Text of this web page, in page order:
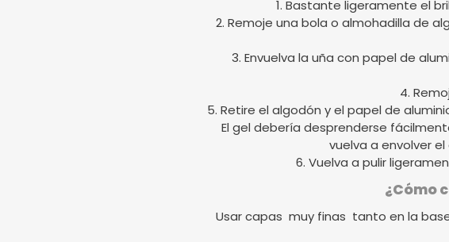
1. Bastante ligeramente el
2. Remoje una bola o almohadilla de
3. Envuelva la uña con papel de
4.
5. Retire el algodón y el papel de
El gel debería desprenderse
vuelva a envolver
6. Vuelva a pulir
¿Cómo
Usar capas muy finas tanto en la